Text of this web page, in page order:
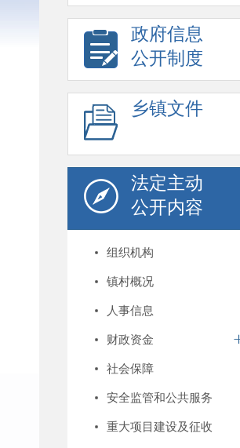
政府信息
公开制度
乡镇文件
法定主动
公开内容
组织机构
镇村概况
人事信息
财政资金
社会保障
安全监管和公共服务
重大项目建设及征收